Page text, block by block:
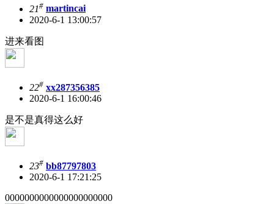
21# martincai
2020-6-1 13:00:57
进来看图
22# xx287356385
2020-6-1 16:00:46
是不是真得这么好
23# bb87797803
2020-6-1 17:21:25
0000000000000000000000